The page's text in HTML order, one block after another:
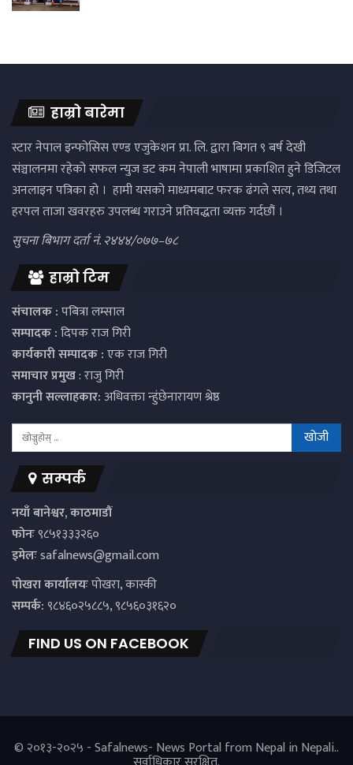
हाम्रो बारेमा
स्टार नेपाल इन्फोसिस एण्ड एजुकेशन प्रा. लि. द्वारा बिगत ९ बर्ष देखी
संञ्चालनमा रहेको सफल न्युज डट कम नेपाली भाषामा प्रकाशित हुने डिजिटल
अनलाइन पत्रिका हो । हामी यसको माध्यमबाट फरक ढंगले सत्य, तथ्य तथा
हरपल ताजा खवरहरु उपलब्ध गराउने प्रतिवद्धता व्यक्त गर्दछौं ।
सुचना बिभाग दर्ता नं. २४४४/०७७–७८
हाम्रो टिम
संचालक :पबित्रा लम्साल
सम्पादक :दिपक राज गिरी
कार्यकारी सम्पादक :एक राज गिरी
समाचार प्रमुख: राजु गिरी
कानुनी सल्लाहकार:अधिवक्ता न्हुंछेनारायण श्रेष्ठ
सम्पर्क
नयाँ बानेश्वर, काठमाडौं
फोनः९८५१३३३२६०
इमेलःsafalnews@gmail.com
पाेखरा कार्यालयःपोखरा, कास्की
सम्पर्क:९८४६०२५८८५, ९८५६०३१६२०
FIND US ON FACEBOOK
© २०१३-२०२५ - Safalnews- News Portal from Nepal in Nepali..